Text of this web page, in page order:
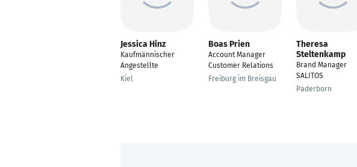
Jessica Hinz
Kaufmännischer
Angestellte
Kiel
Boas Prien
Account Manager
Customer Relations
Freiburg im Breisgau
Theresa
Steltenkamp
Brand Manager
SALITOS
Paderborn